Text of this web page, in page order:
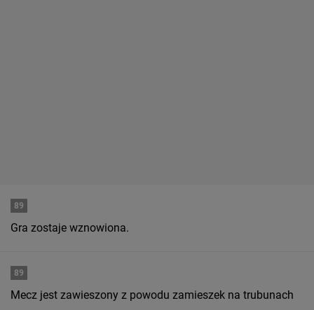
89
Gra zostaje wznowiona.
89
Mecz jest zawieszony z powodu zamieszek na trubunach